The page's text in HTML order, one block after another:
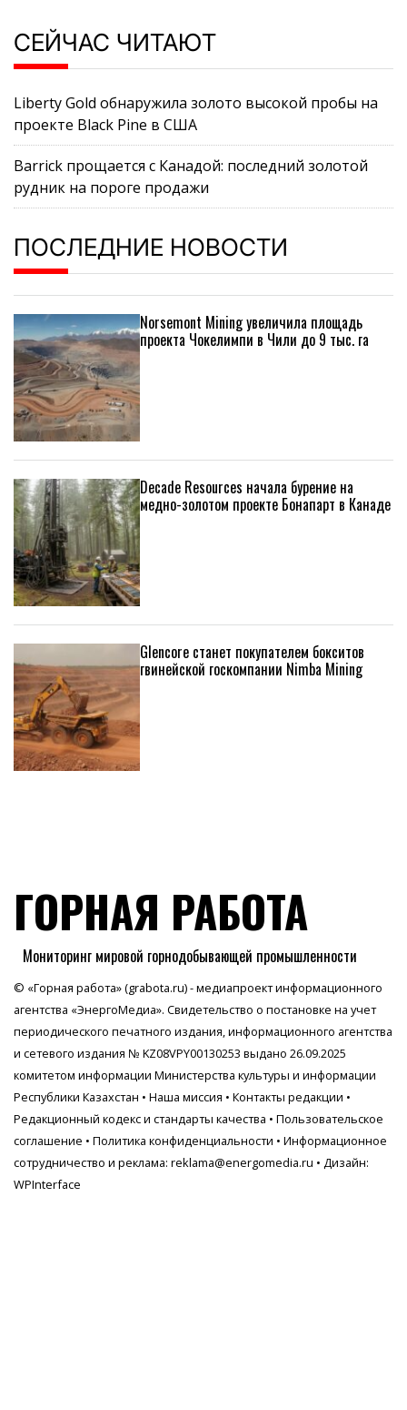
СЕЙЧАС ЧИТАЮТ
Liberty Gold обнаружила золото высокой пробы на
проекте Black Pine в США
Barrick прощается с Канадой: последний золотой
рудник на пороге продажи
ПОСЛЕДНИЕ НОВОСТИ
Norsemont Mining увеличила площадь
проекта Чокелимпи в Чили до 9 тыс. га
Decade Resources начала бурение на
медно-золотом проекте Бонапарт в Канаде
Glencore станет покупателем бокситов
гвинейской госкомпании Nimba Mining
ГОРНАЯ РАБОТА
Мониторинг мировой горнодобывающей промышленности
© «Горная работа» (grabota.ru) - медиапроект информационного
агентства «ЭнергоМедиа». Свидетельство о постановке на учет
периодического печатного издания, информационного агентства
и сетевого издания № KZ08VPY00130253 выдано 26.09.2025
комитетом информации Министерства культуры и информации
Республики Казахстан • Наша миссия • Контакты редакции •
Редакционный кодекс и стандарты качества • Пользовательское
соглашение • Политика конфиденциальности • Информационное
сотрудничество и реклама: reklama@energomedia.ru • Дизайн:
WPInterface